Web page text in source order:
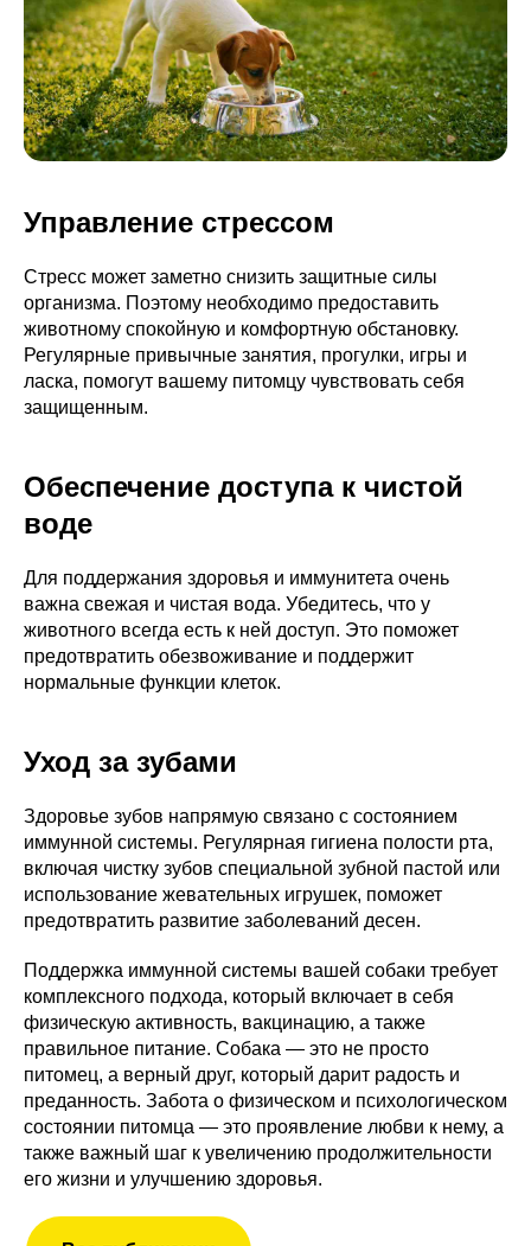
Управление стрессом
Стресс может заметно снизить защитные силы
организма. Поэтому необходимо предоставить
животному спокойную и комфортную обстановку.
Регулярные привычные занятия, прогулки, игры и
ласка, помогут вашему питомцу чувствовать себя
защищенным.
Обеспечение доступа к чистой
воде
Для поддержания здоровья и иммунитета очень
важна свежая и чистая вода. Убедитесь, что у
животного всегда есть к ней доступ. Это поможет
предотвратить обезвоживание и поддержит
нормальные функции клеток.
Уход за зубами
Здоровье зубов напрямую связано с состоянием
иммунной системы. Регулярная гигиена полости рта,
включая чистку зубов специальной зубной пастой или
использование жевательных игрушек, поможет
предотвратить развитие заболеваний десен.
Поддержка иммунной системы вашей собаки требует
комплексного подхода, который включает в себя
физическую активность, вакцинацию, а также
правильное питание. Собака — это не просто
питомец, а верный друг, который дарит радость и
преданность. Забота о физическом и психологическом
состоянии питомца — это проявление любви к нему, а
также важный шаг к увеличению продолжительности
его жизни и улучшению здоровья.